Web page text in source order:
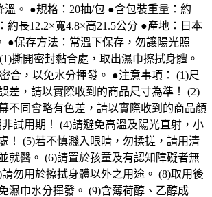
溫。 ●規格：20抽/包 ●含包裝重量：約
約長12.2×寬4.8×高21.5公分 ●產地：日本
●保存方法：常溫下保存，勿讓陽光照
撕開密封黏合處，取出濕巾擦拭身體。
合，以免水分揮發。 ●注意事項： (1)尺
差，請以實際收到的商品尺寸為準！ (2)
不同會略有色差，請以實際收到的商品顏
試用期！ (4)請避免高溫及陽光直射，小
！ (5)若不慎濺入眼睛，勿揉搓，請用清
就醫。 (6)請置於孩童及有認知障礙者無
勿用於擦拭身體以外之用途。 (8)取用後
濕巾水分揮發。 (9)含薄荷醇、乙醇成